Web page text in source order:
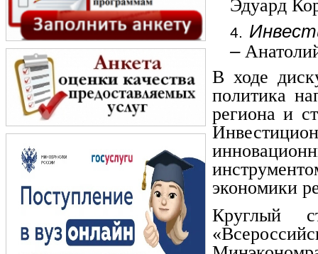
Эдуард
–
В ходе
политика
региона и
экономики
Круглый